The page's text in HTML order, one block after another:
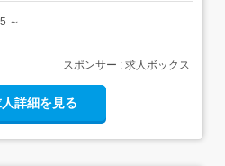
～
スポンサー : 求人ボックス
詳細を見る